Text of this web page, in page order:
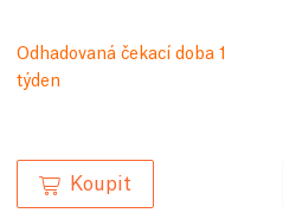
Odhadovaná čekací doba 1
týden
Koupit